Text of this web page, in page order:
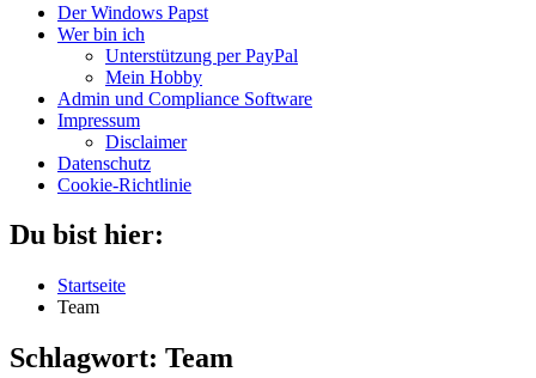
Der Windows Papst
Wer bin ich
Unterstützung per PayPal
Mein Hobby
Admin und Compliance Software
Impressum
Disclaimer
Datenschutz
Cookie-Richtlinie
Du bist hier:
Startseite
Team
Schlagwort: Team